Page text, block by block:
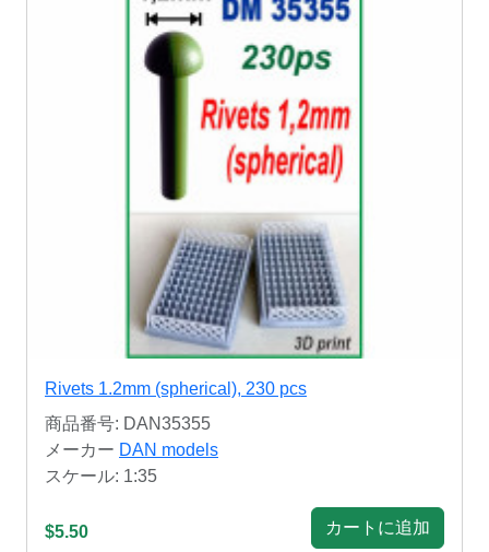
Rivets 1.2mm (spherical), 230 pcs
商品番号: DAN35355
メーカー DAN models
スケール: 1:35
$5.50 カートに追加